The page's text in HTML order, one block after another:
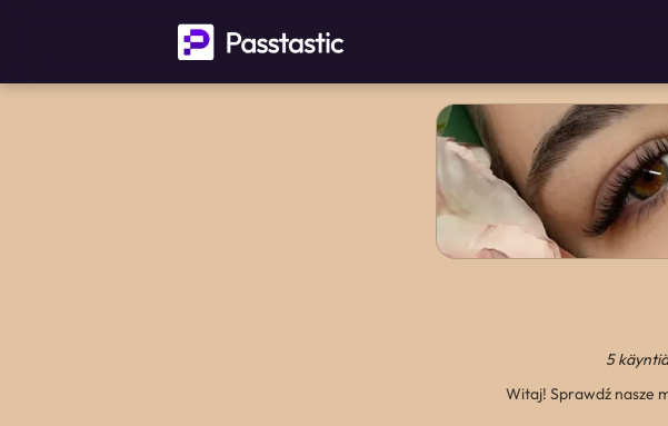
5
Witaj! Sprawdź nasze